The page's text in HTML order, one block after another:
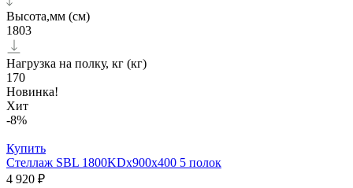
Высота,мм (см)
1803
Нагрузка на полку, кг (кг)
170
Новинка!
Хит
-8%
Купить
Стеллаж SBL 1800KDх900x400 5 полок
4 920 ₽